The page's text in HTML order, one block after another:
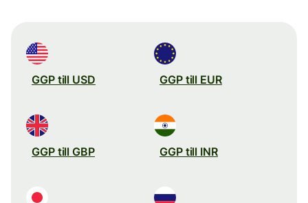
GGP till USD GGP till EUR
GGP till GBP GGP till INR